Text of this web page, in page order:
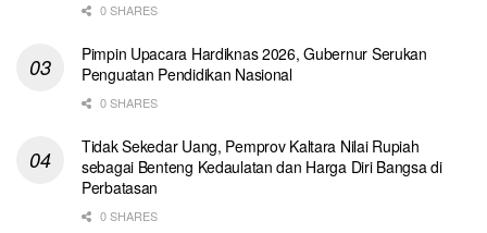
0 SHARES
Pimpin Upacara Hardiknas 2026, Gubernur Serukan
Penguatan Pendidikan Nasional
0 SHARES
Tidak Sekedar Uang, Pemprov Kaltara Nilai Rupiah
sebagai Benteng Kedaulatan dan Harga Diri Bangsa di
Perbatasan
0 SHARES